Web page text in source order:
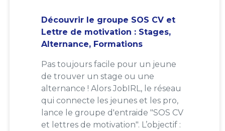
Découvrir le groupe SOS CV et
Lettre de motivation : Stages,
Alternance, Formations
Pas toujours facile pour un jeune
de trouver un stage ou une
alternance ! Alors JobIRL, le réseau
qui connecte les jeunes et les pro,
lance le groupe d'entraide "SOS CV
et lettres de motivation". L’objectif :